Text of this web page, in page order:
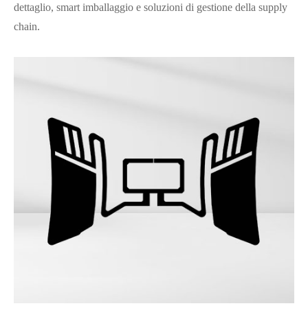
dettaglio, smart imballaggio e soluzioni di gestione della supply
chain.